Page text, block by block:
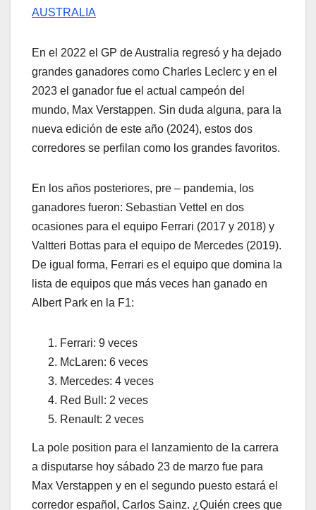
AUSTRALIA
En el 2022 el GP de Australia regresó y ha dejado
grandes ganadores como Charles Leclerc y en el
2023 el ganador fue el actual campeón del
mundo, Max Verstappen. Sin duda alguna, para la
nueva edición de este año (2024), estos dos
corredores se perfilan como los grandes favoritos.
En los años posteriores, pre – pandemia, los
ganadores fueron: Sebastian Vettel en dos
ocasiones para el equipo Ferrari (2017 y 2018) y
Valtteri Bottas para el equipo de Mercedes (2019).
De igual forma, Ferrari es el equipo que domina la
lista de equipos que más veces han ganado en
Albert Park en la F1:
Ferrari: 9 veces
McLaren: 6 veces
Mercedes: 4 veces
Red Bull: 2 veces
Renault: 2 veces
La pole position para el lanzamiento de la carrera
a disputarse hoy sábado 23 de marzo fue para
Max Verstappen y en el segundo puesto estará el
corredor español, Carlos Sainz. ¿Quién crees que